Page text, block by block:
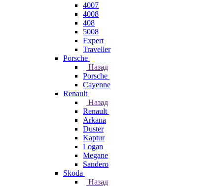
4007
4008
408
5008
Expert
Traveller
Porsche
Назад
Porsche
Cayenne
Renault
Назад
Renault
Arkana
Duster
Kaptur
Logan
Megane
Sandero
Skoda
Назад